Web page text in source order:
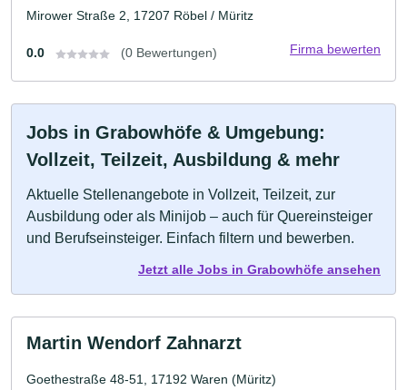
Mirower Straße 2, 17207 Röbel / Müritz
0.0 (0 Bewertungen) Firma bewerten
Jobs in Grabowhöfe & Umgebung:
Vollzeit, Teilzeit, Ausbildung & mehr
Aktuelle Stellenangebote in Vollzeit, Teilzeit, zur
Ausbildung oder als Minijob – auch für Quereinsteiger
und Berufseinsteiger. Einfach filtern und bewerben.
Jetzt alle Jobs in Grabowhöfe ansehen
Martin Wendorf Zahnarzt
Goethestraße 48-51, 17192 Waren (Müritz)